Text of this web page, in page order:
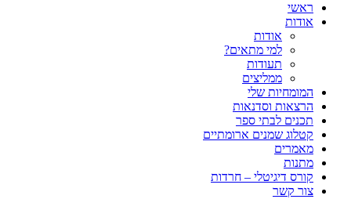
ראשי
אודות
אודות
למי מתאים?
תעודות
ממליצים
המומחיות שלי
הרצאות וסדנאות
תכנים לבתי ספר
קטלוג שמנים ארומתיים
מאמרים
מתנות
קורס דיגיטלי – חרדות
צור קשר